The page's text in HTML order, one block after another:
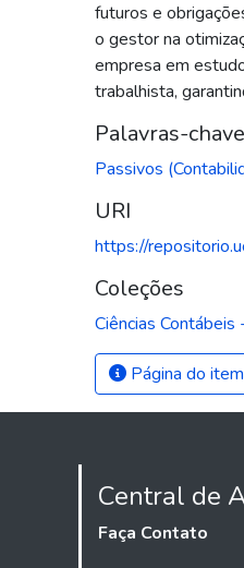
futuros e
o gestor na
empresa em
trabalhista,
Palavras-chave
Passivos
URI
https://
Coleções
Ciências Contábeis
Página do
Central de
Faça Contato